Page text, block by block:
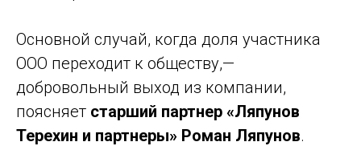
Основной случай, когда доля участника
ООО переходит к обществу,—
добровольный выход из компании,
поясняет старший партнер «Ляпунов
Терехин и партнеры» Роман Ляпунов.